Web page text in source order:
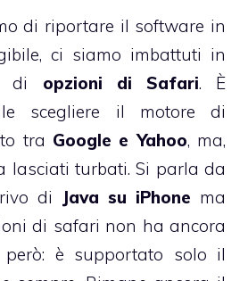
di riportare il software in
ci siamo imbattuti in
di opzioni di Safari. È
scegliere il motore di
tra Google e Yahoo, ma,
lasciati turbati. Si parla da
di
Java su iPhone ma
di safari non ha ancora
è supportato solo il